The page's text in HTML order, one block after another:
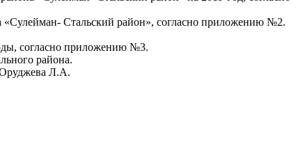
Стальский район», согласно приложению №2.
согласно приложению №3.
района.
Оруджева Л.А.